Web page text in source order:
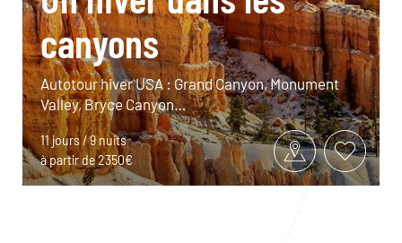
canyons
Autotour hiver USA : Grand Canyon, Monument
Valley, Bryce Canyon…
11 jours / 9 nuits
à partir de 2350€